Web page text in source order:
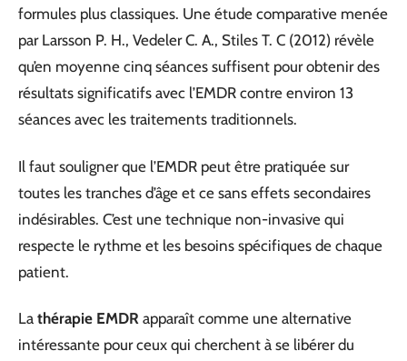
formules plus classiques. Une étude comparative menée
par Larsson P. H., Vedeler C. A., Stiles T. C (2012) révèle
qu’en moyenne cinq séances suffisent pour obtenir des
résultats significatifs avec l’EMDR contre environ 13
séances avec les traitements traditionnels.
Il faut souligner que l’EMDR peut être pratiquée sur
toutes les tranches d’âge et ce sans effets secondaires
indésirables. C’est une technique non-invasive qui
respecte le rythme et les besoins spécifiques de chaque
patient.
La thérapie EMDR apparaît comme une alternative
intéressante pour ceux qui cherchent à se libérer du